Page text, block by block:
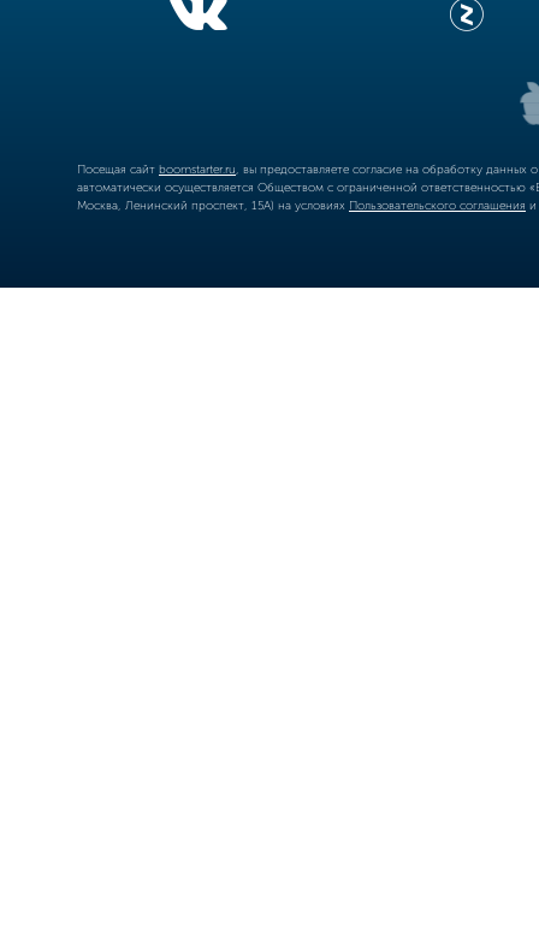
Посещая сайт boomstarter.ru , вы предоставляете согласие на обработку
автоматически осуществляется Обществом с ограниченной
Москва, Ленинский проспект, 15А) на условиях Пользовательского соглашения и